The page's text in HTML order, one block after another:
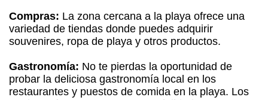
Compras: La zona cercana a la playa ofrece una
variedad de tiendas donde puedes adquirir
souvenires, ropa de playa y otros productos.
Gastronomía: No te pierdas la oportunidad de
probar la deliciosa gastronomía local en los
restaurantes y puestos de comida en la playa. Los